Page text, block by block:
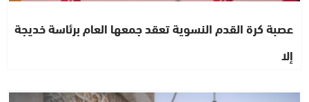
عصبة كرة القدم النسوية تعقد جمعها العام برئاسة خديجة
إلا